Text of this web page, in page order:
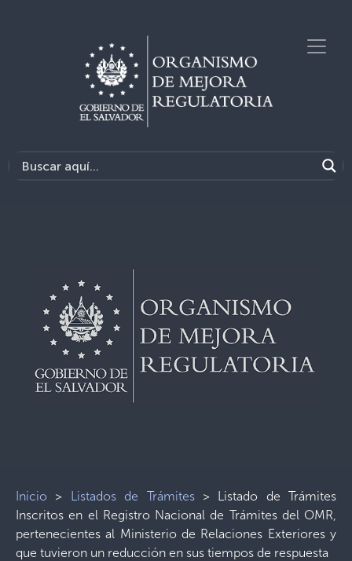
Inicio > Listados de Trámites> Listado de Trámites
Inscritos en el Registro Nacional de Trámites del OMR,
pertenecientes al Ministerio de Relaciones Exteriores y
que tuvieron un reducción en sus tiempos de respuesta